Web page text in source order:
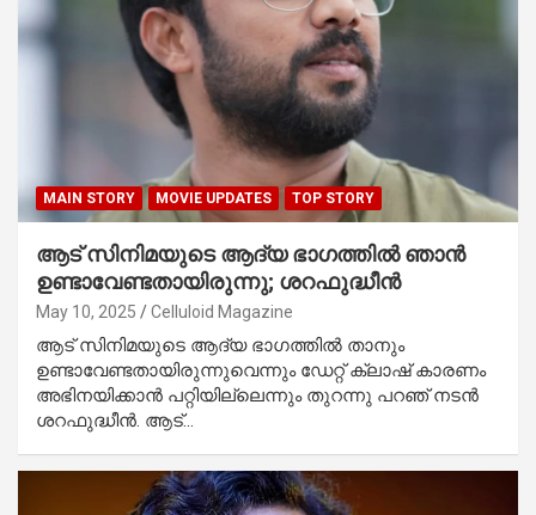
MAIN STORY MOVIE UPDATES TOP STORY
ആട് സിനിമയുടെ ആദ്യ ഭാഗത്തിൽ ഞാൻ
ഉണ്ടാവേണ്ടതായിരുന്നു; ശറഫുദ്ധീൻ
May 10, 2025 Celluloid Magazine
ആട് സിനിമയുടെ ആദ്യ ഭാഗത്തിൽ താനും
ഉണ്ടാവേണ്ടതായിരുന്നുവെന്നും ഡേറ്റ് ക്ലാഷ് കാരണം
അഭിനയിക്കാന്‍ പറ്റിയില്ലെന്നും തുറന്നു പറഞ് നടൻ
ശറഫുദ്ധീൻ. ആട്…